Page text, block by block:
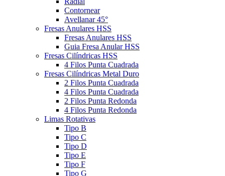
Contornear
Avellanar 45°
Fresas Anulares HSS
Fresas Anulares HSS
Guia Fresa Anular HSS
Fresas Cilíndricas HSS
4 Filos Punta Cuadrada
Fresas Cilíndricas Metal Duro
2 Filos Punta Cuadrada
4 Filos Punta Cuadrada
2 Filos Punta Redonda
4 Filos Punta Redonda
Limas Rotativas
Tipo B
Tipo C
Tipo D
Tipo E
Tipo F
Tipo G